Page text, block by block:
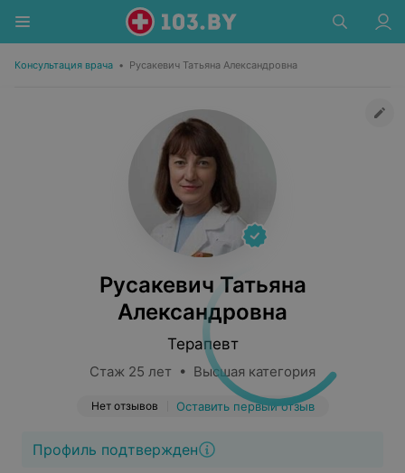
Консультация врача • Русакевич Татьяна Александровна
Русакевич Татьяна
Александровна
Терапевт
Стаж 25 лет • Высшая категория
Нет отзывов Оставить первый отзыв
Профиль подтвержден